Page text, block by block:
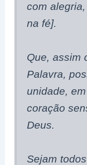
com
na fé].
Que, assim
Palavra,
unidade,
coração
Deus.
Sejam